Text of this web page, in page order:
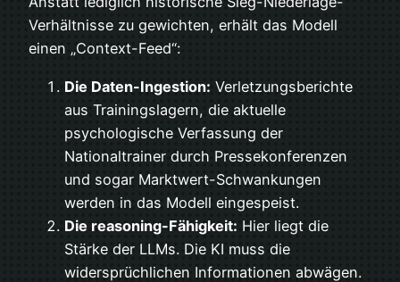
Verhältnisse zu gewichten, erhält das Modell
einen „Context-Feed“:
Die Daten-Ingestion: Verletzungsberichte
aus Trainingslagern, die aktuelle
psychologische Verfassung der
Nationaltrainer durch Pressekonferenzen
und sogar Marktwert-Schwankungen
werden in das Modell eingespeist.
Die reasoning-Fähigkeit: Hier liegt die
Stärke der LLMs. Die KI muss die
widersprüchlichen Informationen abwägen.